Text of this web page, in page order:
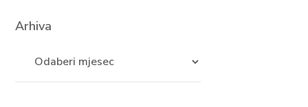
Arhiva